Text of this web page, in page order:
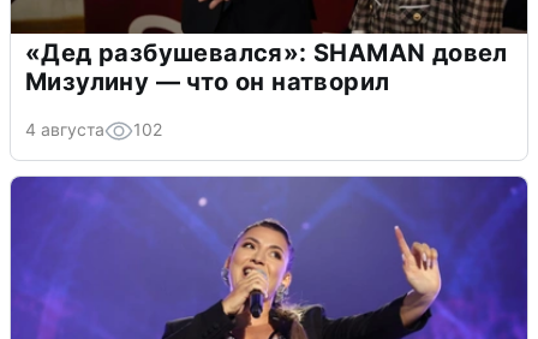
«Дед разбушевался»: SHAMAN довел
Мизулину — что он натворил
4 августа 102